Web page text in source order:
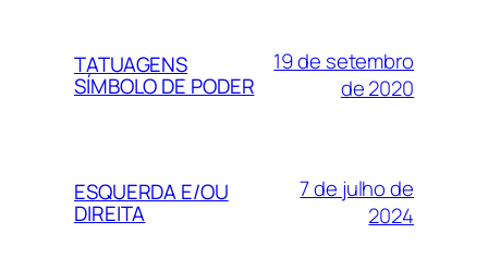
TATUAGENS
SÍMBOLO DE PODER
19 de setembro
de 2020
ESQUERDA E/OU
DIREITA
7 de julho de
2024